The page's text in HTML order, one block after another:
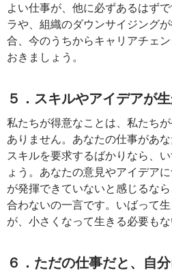
よい仕事が、他に必ずあるはず
ラや、組織のダウンサイジング
合、今のうちからキャリアチェ
おきましょう。
５．スキルやアイデアが
私たちが得意なことは、私たち
ありません。あなたの仕事があ
スキルを要求するばかりなら、
ょう。あなたの意見やアイデア
が発揮できていないと感じるな
合わないの一言です。いばって
が、小さくなって生きる必要もな
６．ただの仕事だと、自